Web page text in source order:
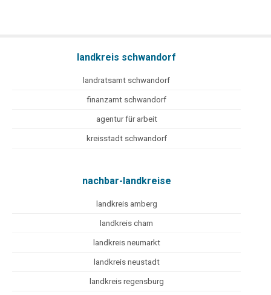
landkreis schwandorf
landratsamt schwandorf
finanzamt schwandorf
agentur für arbeit
kreisstadt schwandorf
nachbar-landkreise
landkreis amberg
landkreis cham
landkreis neumarkt
landkreis neustadt
landkreis regensburg